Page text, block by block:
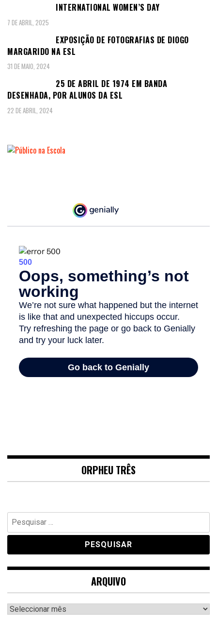
INTERNATIONAL WOMEN’S DAY
7 DE ABRIL, 2025
EXPOSIÇÃO DE FOTOGRAFIAS DE DIOGO
MARGARIDO NA ESL
31 DE MAIO, 2024
25 DE ABRIL DE 1974 EM BANDA
DESENHADA, POR ALUNOS DA ESL
22 DE ABRIL, 2024
ORPHEU TRÊS
Pesquisar
por:
ARQUIVO
Arquivo